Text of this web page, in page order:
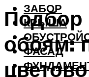
ЗАБОР
КРЫША
ФАСАД
Подбор
обоям: